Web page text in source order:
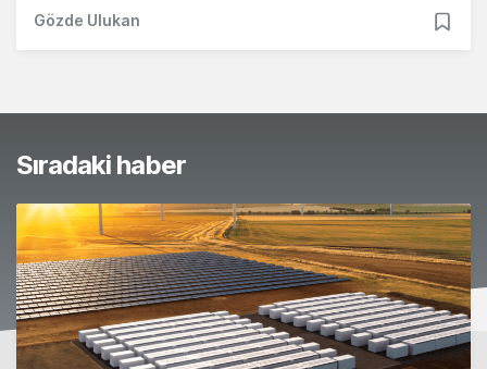
Gözde Ulukan
Sıradaki haber